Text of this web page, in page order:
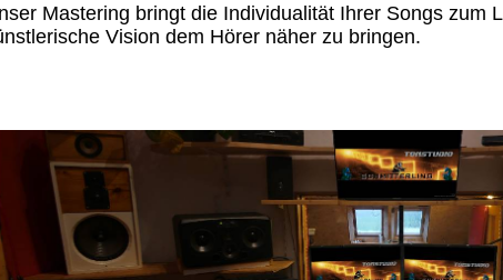
Mastering bringt die Individualität Ihrer Songs zum
Vision dem Hörer näher zu bringen.